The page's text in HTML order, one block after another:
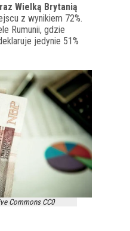
Wielką Brytanią
z wynikiem 72%.
Rumunii, gdzie
jedynie 51%
Commons CC0